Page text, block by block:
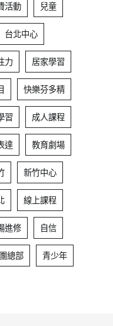
活動 兒童
台北中心
力 居家學習
快樂芬多精
習 成人課程
達 教育劇場
新竹中心
線上課程
進修 自信
總部 青少年